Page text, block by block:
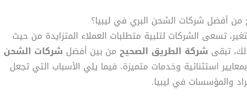
من أفضل شركات الشحن البري في ليبيا؟
تسعى الشركات لتلبية متطلبات العملاء المتزايدة من حيث
تبقى شركة الطريق الصحيح من بين أفضل شركات الشحن
استثنائية وخدمات متميزة. فيما يلي الأسباب التي تجعل
والمؤسسات في ليبيا.